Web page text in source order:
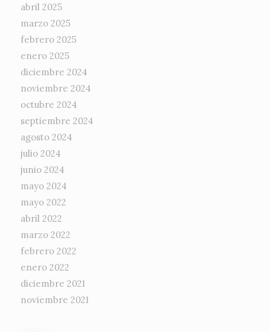
abril 2025
marzo 2025
febrero 2025
enero 2025
diciembre 2024
noviembre 2024
octubre 2024
septiembre 2024
agosto 2024
julio 2024
junio 2024
mayo 2024
mayo 2022
abril 2022
marzo 2022
febrero 2022
enero 2022
diciembre 2021
noviembre 2021